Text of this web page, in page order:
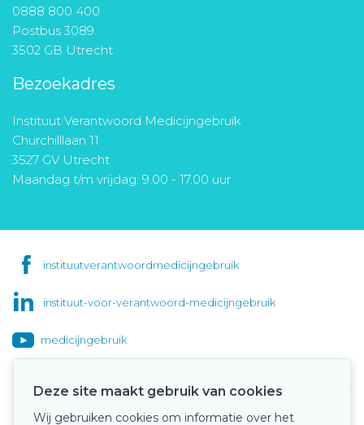
0888 800 400
Postbus 3089
3502 GB Utrecht
Bezoekadres
Instituut Verantwoord Medicijngebruik
Churchilllaan 11
3527 GV Utrecht
Maandag t/m vrijdag: 9.00 - 17.00 uur
instituutverantwoordmedicijngebruik
instituut-voor-verantwoord-medicijngebruik
medicijngebruik
Deze site maakt gebruik van cookies
Wij gebruiken cookies om informatie over het